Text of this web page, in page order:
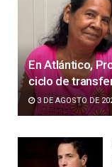
En Atlántico,
ciclo de
3 DE AGOSTO DE